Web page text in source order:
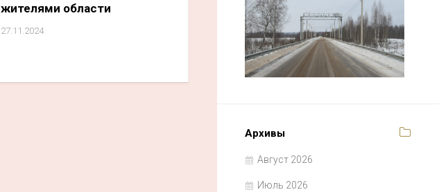
жителями области
27.11.2024
Архивы
Август 2026
Июль 2026